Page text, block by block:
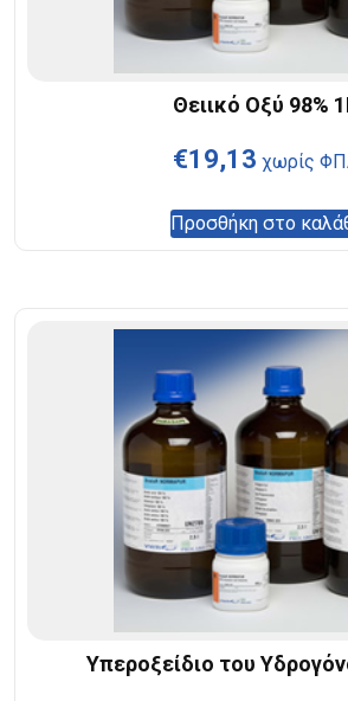
Θειικό Οξύ 98%
€19,13 χωρίς
Προσθήκη στο
Υπεροξείδιο του